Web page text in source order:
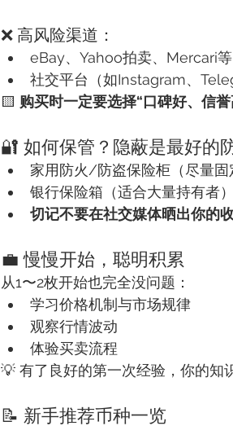
❌ 高风险渠道：
eBay、Yahoo拍卖、Mercari
社交平台（如Instagram、
🟨 购买时一定要选择“口碑好、信誉
🔐 如何保管？隐蔽是最好的
家用防火/防盗保险柜（尽量固
银行保险箱（适合大量持有者）
切记不要在社交媒体晒出你的收
💼 慢慢开始，聪明积累
从1〜2枚开始也完全没问题：
学习价格机制与市场规律
观察行情波动
体验买卖流程
💡 有了良好的第一次经验，你的知
📝 新手推荐币种一览